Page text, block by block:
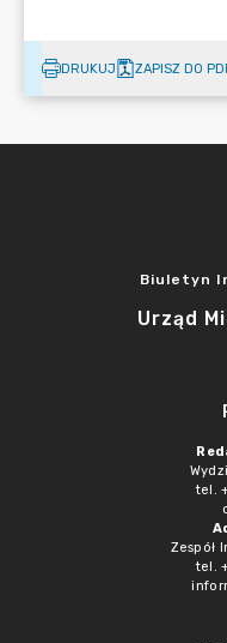
DRUKUJ ZAPISZ DO
Biuletyn
Urząd
tel.
Zespół
tel.